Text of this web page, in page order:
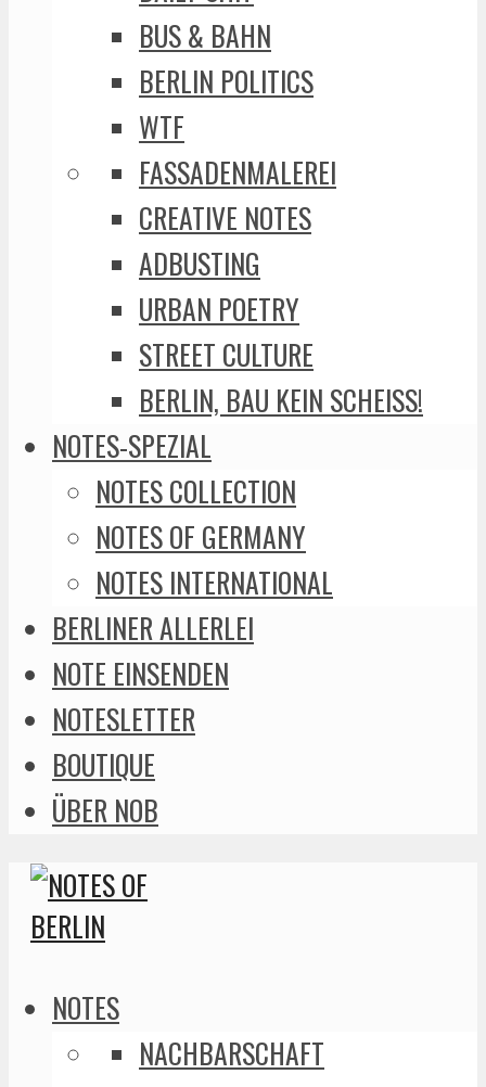
BUS & BAHN
BERLIN POLITICS
WTF
FASSADENMALEREI
CREATIVE NOTES
ADBUSTING
URBAN POETRY
STREET CULTURE
BERLIN, BAU KEIN SCHEISS!
NOTES-SPEZIAL
NOTES COLLECTION
NOTES OF GERMANY
NOTES INTERNATIONAL
BERLINER ALLERLEI
NOTE EINSENDEN
NOTESLETTER
BOUTIQUE
ÜBER NOB
NOTES
NACHBARSCHAFT